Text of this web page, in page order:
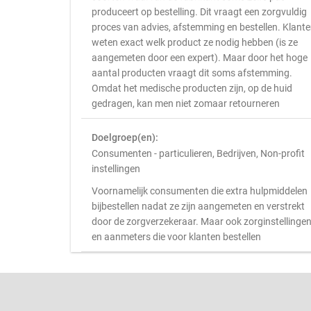
produceert op bestelling. Dit vraagt een zorgvuldig
proces van advies, afstemming en bestellen.
weten exact welk product ze nodig hebben (is ze
aangemeten door een expert). Maar door het hoge
aantal producten vraagt dit soms afstemming.
Omdat het medische producten zijn, op de huid
gedragen, kan men niet zomaar retourneren
Doelgroep(en):
Consumenten - particulieren, Bedrijven, Non-profit
instellingen
Voornamelijk consumenten die extra hulpmiddelen
bijbestellen nadat ze zijn aangemeten en verstrekt
door de zorgverzekeraar. Maar ook zorginstellingen
en aanmeters die voor klanten bestellen